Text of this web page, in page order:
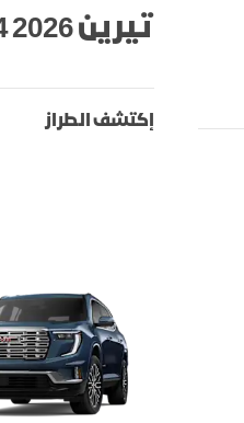
تيرين AT4 2026
إكتشف الطراز